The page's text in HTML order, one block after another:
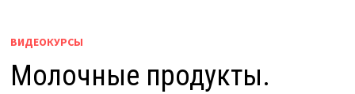
ВИДЕОКУРСЫ
Молочные продукты.